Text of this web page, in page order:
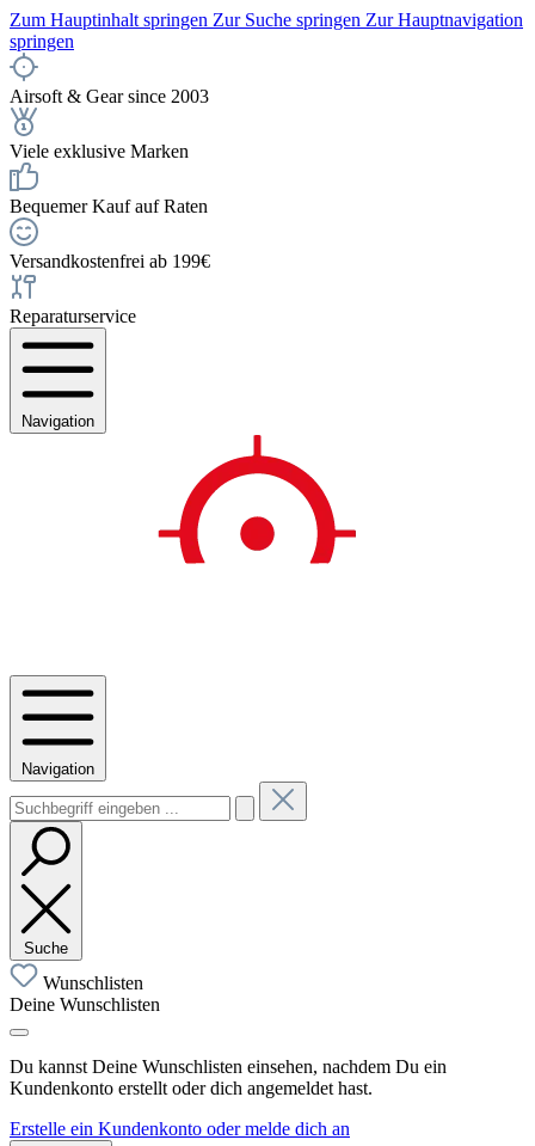
Zum Hauptinhalt springen Zur Suche springen Zur Hauptnavigation
springen
Airsoft & Gear since 2003
Viele exklusive Marken
Bequemer Kauf auf Raten
Versandkostenfrei ab 199€
Reparaturservice
Navigation
Navigation
Suche
Wunschlisten
Deine Wunschlisten
Du kannst Deine Wunschlisten einsehen, nachdem Du ein
Kundenkonto erstellt oder dich angemeldet hast.
Erstelle ein Kundenkonto oder melde dich an